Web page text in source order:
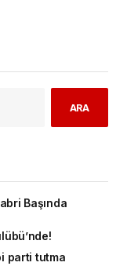
ARA
Başında
parti tutma